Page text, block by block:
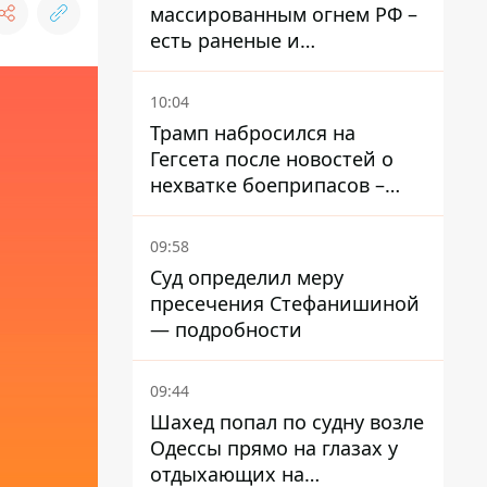
массированным огнем РФ –
есть раненые и
масштабные разрушения
10:04
Трамп набросился на
Гегсета после новостей о
нехватке боеприпасов –
требовал объяснений
09:58
Суд определил меру
пресечения Стефанишиной
— подробности
09:44
Шахед попал по судну возле
Одессы прямо на глазах у
отдыхающих на